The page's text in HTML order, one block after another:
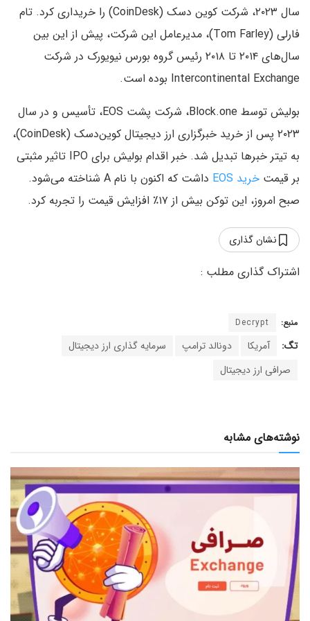
سال ۲۰۲۳، شرکت کوین دسک (CoinDesk) را خریداری کرد. تام
فارلی (Tom Farley)، مدیرعامل این شرکت، پیش از این بین
سال‌های ۲۰۱۴ تا ۲۰۱۸ رئیس گروه بورس نیویورک در شرکت
Intercontinental Exchange بوده است.
بولیش توسط Block.one، شرکت پشت EOS، تأسیس و در سال
۲۰۲۳ پس از خرید خبرگزاری ارز دیجیتال کوین‌دسک (CoinDesk)،
به تیتر خبرها تبدیل شد. خبر اقدام بولیش برای IPO تاثیر مثبتی
بر قیمت خرید EOS
داشت که اکنون با نام A شناخته می‌شود.
صبح امروز، این توکن بیش از ۱۷٪ افزایش قیمت را تجربه کرد.
نشان گذاری
منبع: Decrypt
تگ: آمریکا دونالد ترامپ
سرمایه گذاری ارز دیجیتال
صرافی ارز دیجیتال
نوشته‌های مشابه